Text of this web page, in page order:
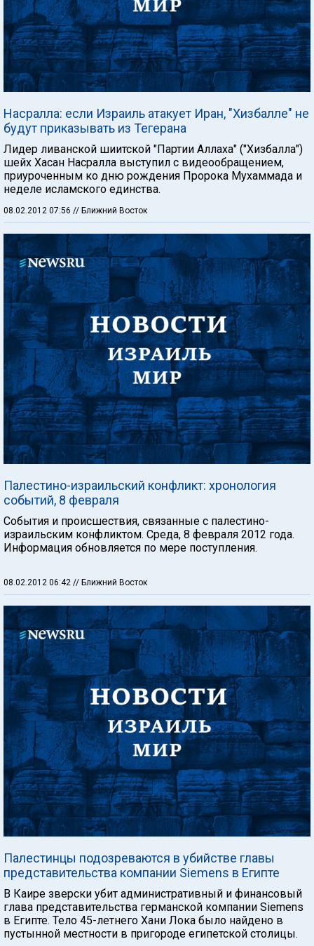
Насралла: если Израиль атакует Иран, "Хизбалле" не
будут приказывать из Тегерана
Лидер ливанской шиитской "Партии Аллаха" ("Хизбалла")
шейх Хасан Насралла выступил с видеообращением,
приуроченным ко дню рождения Пророка Мухаммада и
неделе исламского единства.
08.02.2012 07:56 // Ближний Восток
Палестино-израильский конфликт: хронология
событий, 8 февраля
События и происшествия, связанные с палестино-
израильским конфликтом. Среда, 8 февраля 2012 года.
Информация обновляется по мере поступления.
08.02.2012 06:42 // Ближний Восток
Палестинцы подозреваются в убийстве главы
представительства компании Siemens в Египте
В Каире зверски убит административный и финансовый
глава представительства германской компании Siemens
в Египте. Тело 45-летнего Хани Лока было найдено в
пустынной местности в пригороде египетской столицы.